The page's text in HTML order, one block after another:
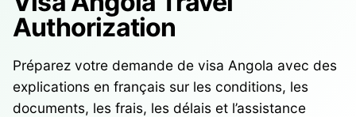
Authorization
Préparez votre demande de visa Angola avec des
explications en français sur les conditions, les
documents, les frais, les délais et l’assistance